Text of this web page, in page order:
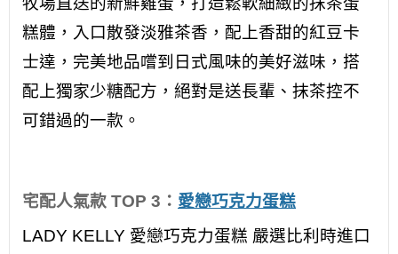
糕體，入口散發淡雅茶香，配上香甜的紅豆卡
士達，完美地品嚐到日式風味的美好滋味，搭
配上獨家少糖配方，絕對是送長輩、抹茶控不
可錯過的一款。
宅配人氣款 TOP 3： 愛戀巧克力蛋糕
LADY KELLY 愛戀巧克力蛋糕 嚴選比利時進口